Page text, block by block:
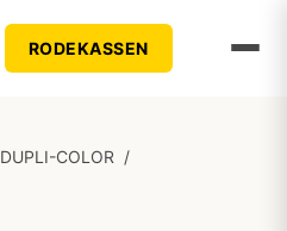
RODEKASSEN
DUPLI-COLOR /